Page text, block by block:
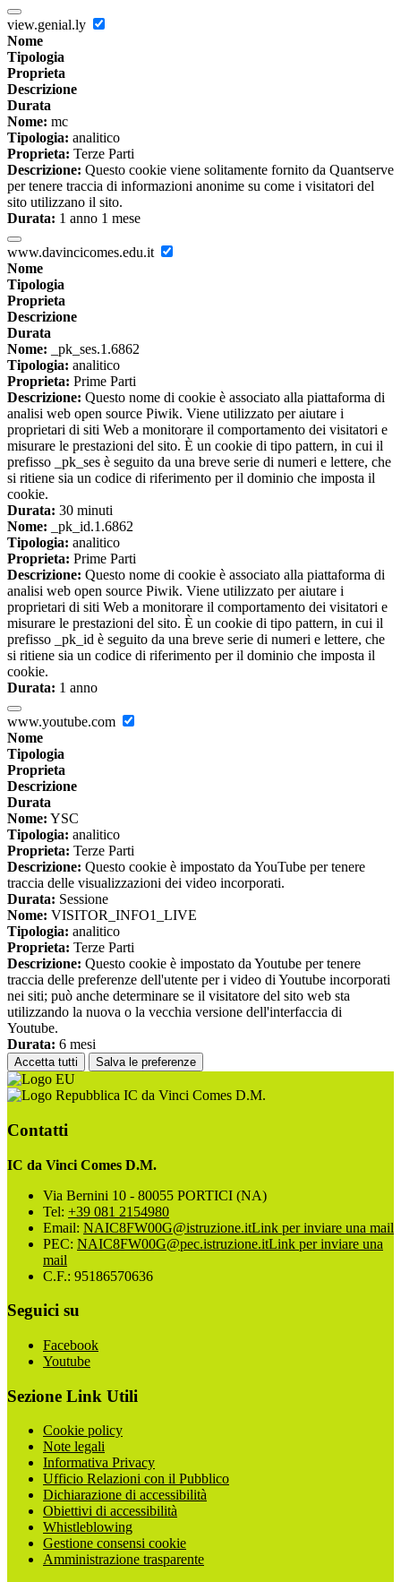
view.genial.ly
Nome
Tipologia
Proprieta
Descrizione
Durata
Nome: mc
Tipologia: analitico
Proprieta: Terze Parti
Descrizione: Questo cookie viene solitamente fornito da Quantserve
per tenere traccia di informazioni anonime su come i visitatori del
sito utilizzano il sito.
Durata: 1 anno 1 mese
www.davincicomes.edu.it
Nome
Tipologia
Proprieta
Descrizione
Durata
Nome: _pk_ses.1.6862
Tipologia: analitico
Proprieta: Prime Parti
Descrizione: Questo nome di cookie è associato alla piattaforma di
analisi web open source Piwik. Viene utilizzato per aiutare i
proprietari di siti Web a monitorare il comportamento dei visitatori e
misurare le prestazioni del sito. È un cookie di tipo pattern, in cui il
prefisso _pk_ses è seguito da una breve serie di numeri e lettere, che
si ritiene sia un codice di riferimento per il dominio che imposta il
cookie.
Durata: 30 minuti
Nome: _pk_id.1.6862
Tipologia: analitico
Proprieta: Prime Parti
Descrizione: Questo nome di cookie è associato alla piattaforma di
analisi web open source Piwik. Viene utilizzato per aiutare i
proprietari di siti Web a monitorare il comportamento dei visitatori e
misurare le prestazioni del sito. È un cookie di tipo pattern, in cui il
prefisso _pk_id è seguito da una breve serie di numeri e lettere, che
si ritiene sia un codice di riferimento per il dominio che imposta il
cookie.
Durata: 1 anno
www.youtube.com
Nome
Tipologia
Proprieta
Descrizione
Durata
Nome: YSC
Tipologia: analitico
Proprieta: Terze Parti
Descrizione: Questo cookie è impostato da YouTube per tenere
traccia delle visualizzazioni dei video incorporati.
Durata: Sessione
Nome: VISITOR_INFO1_LIVE
Tipologia: analitico
Proprieta: Terze Parti
Descrizione: Questo cookie è impostato da Youtube per tenere
traccia delle preferenze dell'utente per i video di Youtube incorporati
nei siti; può anche determinare se il visitatore del sito web sta
utilizzando la nuova o la vecchia versione dell'interfaccia di
Youtube.
Durata: 6 mesi
Accetta tutti Salva le preferenze
IC da Vinci Comes D.M.
Contatti
IC da Vinci Comes D.M.
Via Bernini 10 - 80055 PORTICI (NA)
Tel: +39 081 2154980
Email: NAIC8FW00G@istruzione.itLink per inviare una mail
PEC: NAIC8FW00G@pec.istruzione.itLink per inviare una
mail
C.F.: 95186570636
Seguici su
Facebook
Youtube
Sezione Link Utili
Cookie policy
Note legali
Informativa Privacy
Ufficio Relazioni con il Pubblico
Dichiarazione di accessibilità
Obiettivi di accessibilità
Whistleblowing
Gestione consensi cookie
Amministrazione trasparente